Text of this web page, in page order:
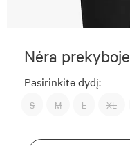
Nėra prekyboje
Pasirinkite dydį:
S M L XL